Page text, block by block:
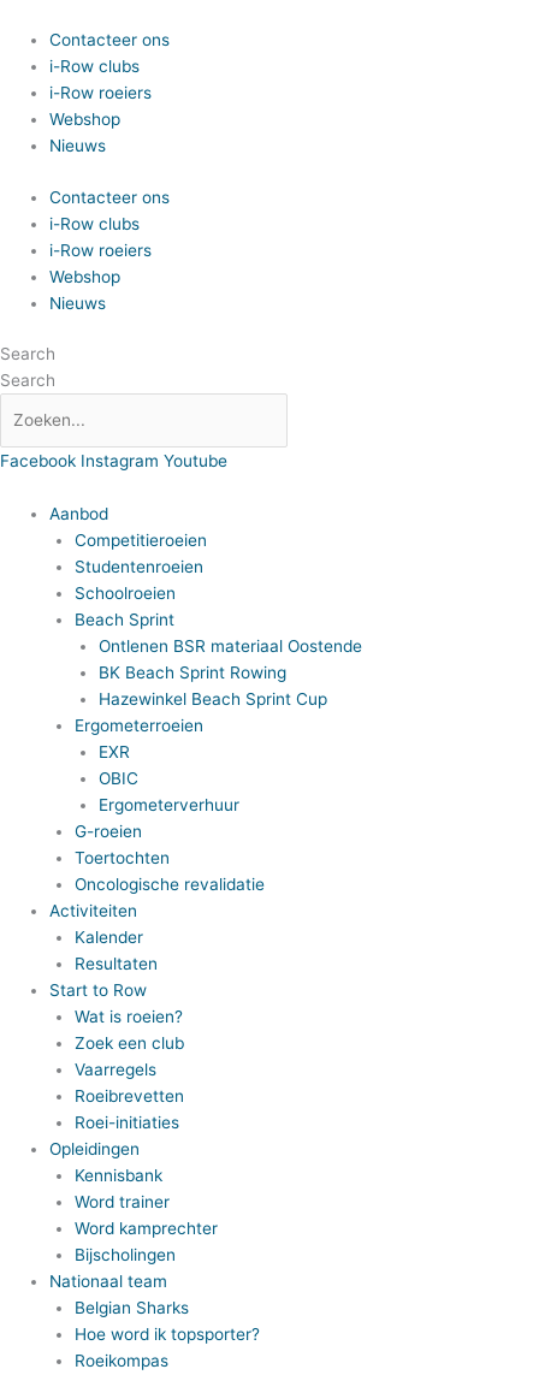
naar
inhoud
Contacteer ons
i-Row clubs
i-Row roeiers
Webshop
Nieuws
Contacteer ons
i-Row clubs
i-Row roeiers
Webshop
Nieuws
Search
Search
Facebook Instagram Youtube
Aanbod
Competitieroeien
Studentenroeien
Schoolroeien
Beach Sprint
Ontlenen BSR materiaal Oostende
BK Beach Sprint Rowing
Hazewinkel Beach Sprint Cup
Ergometerroeien
EXR
OBIC
Ergometerverhuur
G-roeien
Toertochten
Oncologische revalidatie
Activiteiten
Kalender
Resultaten
Start to Row
Wat is roeien?
Zoek een club
Vaarregels
Roeibrevetten
Roei-initiaties
Opleidingen
Kennisbank
Word trainer
Word kamprechter
Bijscholingen
Nationaal team
Belgian Sharks
Hoe word ik topsporter?
Roeikompas